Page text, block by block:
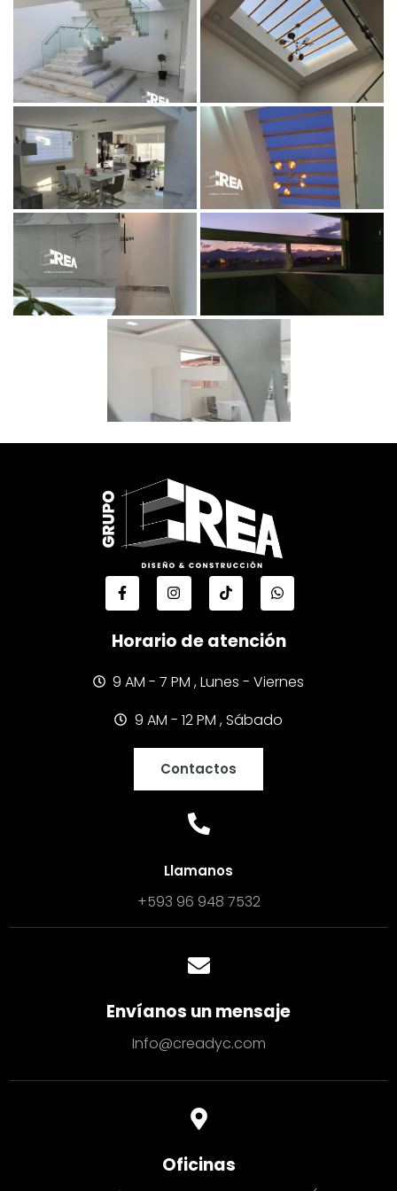
Horario de atención
9 AM - 7 PM , Lunes - Viernes
9 AM - 12 PM , Sábado
Contactos
Llamanos
+593 96 948 7532
Envíanos un mensaje
Info@creadyc.com
Oficinas